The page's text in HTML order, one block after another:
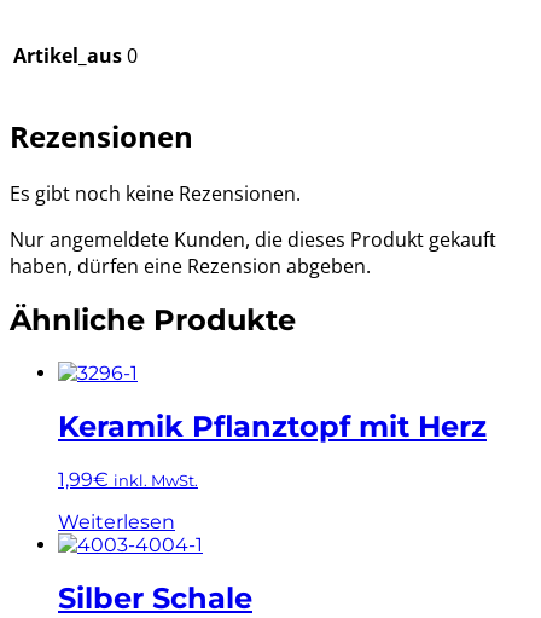
Artikel_aus0
Rezensionen
Es gibt noch keine Rezensionen.
Nur angemeldete Kunden, die dieses Produkt gekauft
haben, dürfen eine Rezension abgeben.
Ähnliche Produkte
Keramik Pflanztopf mit Herz
1,99€ inkl. MwSt.
Weiterlesen
Silber Schale